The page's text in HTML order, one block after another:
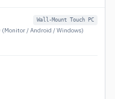
Wall-Mount Touch PC
(Monitor / Android / Windows)